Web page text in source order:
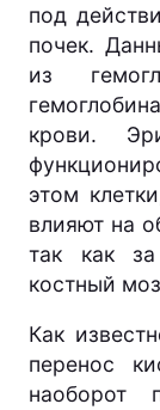
под
почек.
из
крови.
этом
влияют на
так как
костный
Как
перенос
наоборот